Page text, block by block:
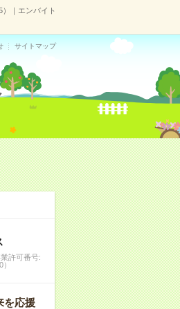
｜エンバイト
サイトマップ
許可番号:
を応援